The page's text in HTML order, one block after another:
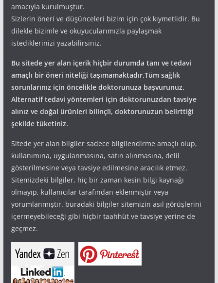
amacıyla kurulmuştur.
Sizlerin öneri ve düşünceleri bizim için çok kıymetlidir. Bu
dilekle bizimle ve okuyucularımızla paylaşmak
istediklerinizi yazabilirsiniz.
Bu sitede yer alan içerik hiçbir durumda tanı ve tedavi
amaçlı bir öneri niteliği taşımamaktadır.Tüm sağlık
sorunlarınız için öncelikle doktorunuza başvurunuz.
Alternatif tedavi yöntemleri için doktorunuzdan tavsiye
alınız ve doğal ürünleri bilinçli, doktorunuzun belirttiği
şekilde tüketiniz.
Sitede yer alan bilgiler sadece bilgilendirme amaçlı olup,
kullanımına, uygulanmasına, satın alınmasına, delil
gösterilmesine veya tavsiye edilmesine aracılık etmez.
Sitemizdeki bilgiler, hiç bir zaman kesin bilgi kaynağı
olmayıp, kullanıcılar tarafından eklenmiştir veya
yorumlanmıştır. buradaki bilgiler sitemizin asıl görüşlerini
içermeyebileceği gibi hiçbir taahhüt ve tavsiye yerine de
geçmez.